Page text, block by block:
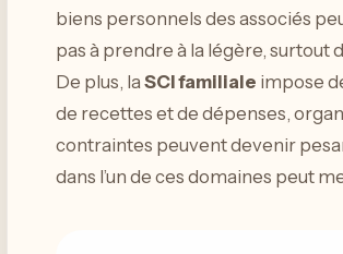
biens personnels des associés
pas à prendre à la légère, surtout
De plus, laSCI familiale impose
de recettes et de dépenses,
contraintes peuvent devenir
dans l’un de ces domaines peut